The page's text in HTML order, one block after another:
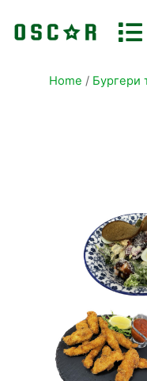
Home / Бургери